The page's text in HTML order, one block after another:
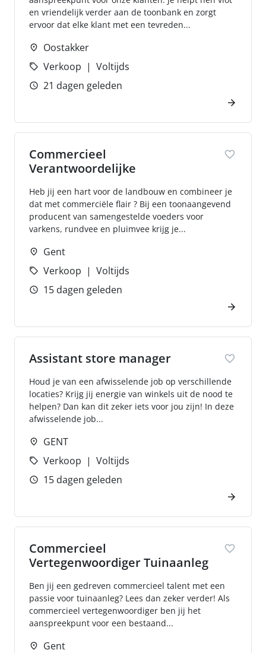
en vriendelijk verder aan de toonbank en zorgt
ervoor dat elke klant met een tevreden...
Oostakker
Verkoop
Voltijds
21 dagen geleden
Commercieel
Verantwoordelijke
Heb jij een hart voor de landbouw en combineer je
dat met commerciële flair ? Bij een toonaangevend
producent van samengestelde voeders voor
varkens, rundvee en pluimvee krijg je...
Gent
Verkoop
Voltijds
15 dagen geleden
Assistant store manager
Houd je van een afwisselende job op verschillende
locaties? Krijg jij energie van winkels uit de nood te
helpen? Dan kan dit zeker iets voor jou zijn! In deze
afwisselende job...
GENT
Verkoop
Voltijds
15 dagen geleden
Commercieel
Vertegenwoordiger Tuinaanleg
Ben jij een gedreven commercieel talent met een
passie voor tuinaanleg? Lees dan zeker verder! Als
commercieel vertegenwoordiger ben jij het
aanspreekpunt voor een bestaand...
Gent